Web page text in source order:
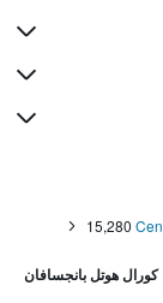
15,280
كورال هوتل بانجسافان